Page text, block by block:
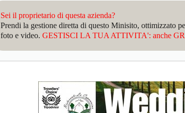
Sei il proprietario di questa azienda?
Prendi la gestione diretta di questo Minisito,
foto e video. GESTISCI LA TUA ATTIVITA': anche